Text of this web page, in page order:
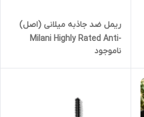
ریمل ضد جاذبه میلانی (اصل)
Milani Highly Rated Anti-
Gravity BLACK Mascara with
Castor Oil and Molded
ناموجود